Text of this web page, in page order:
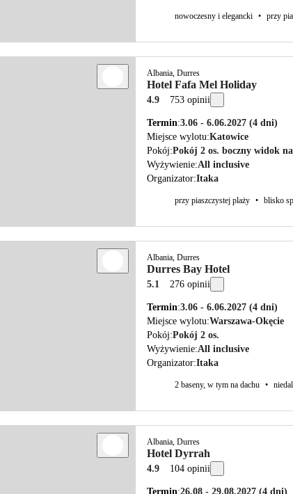
nowoczesny i elegancki • przy
Albania, Durres
Hotel Fafa Mel Holiday
4.9 753 opinii
Termin 3.06 - 6.06.2027 (4 dni)
Miejsce wylotu Katowice
Pokój Pokój 2 os. boczny widok
Wyżywienie All inclusive
Organizator Itaka
przy piaszczystej plaży • blisko
Albania, Durres
Durres Bay Hotel
5.1 276 opinii
Termin 3.06 - 6.06.2027 (4 dni)
Miejsce wylotu Warszawa-Okęcie
Pokój Pokój 2 os.
Wyżywienie All inclusive
Organizator Itaka
2 baseny, w tym na dachu •
Albania, Durres
Hotel Dyrrah
4.9 104 opinii
Termin 26.08 - 29.08.2027 (4 dni)